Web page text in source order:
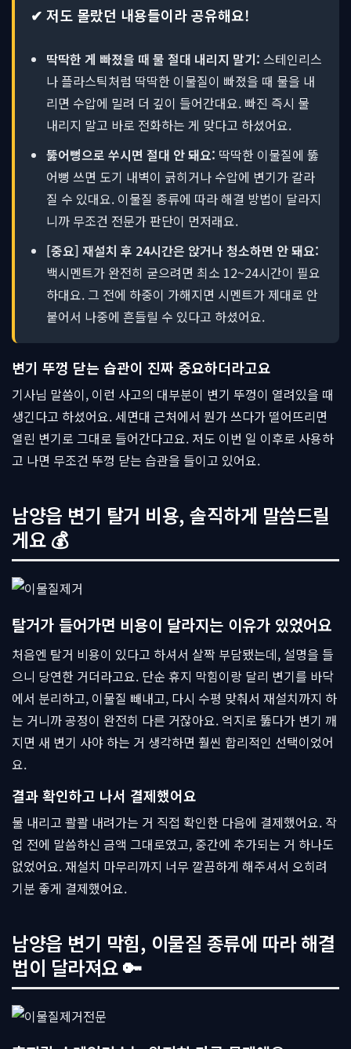
✔ 저도 몰랐던 내용들이라 공유해요!
딱딱한 게 빠졌을 때 물 절대 내리지 말기: 스테인리스
나 플라스틱처럼 딱딱한 이물질이 빠졌을 때 물을 내
리면 수압에 밀려 더 깊이 들어간대요. 빠진 즉시 물
내리지 말고 바로 전화하는 게 맞다고 하셨어요.
뚫어뻥으로 쑤시면 절대 안 돼요: 딱딱한 이물질에 뚫
어뻥 쓰면 도기 내벽이 긁히거나 수압에 변기가 갈라
질 수 있대요. 이물질 종류에 따라 해결 방법이 달라지
니까 무조건 전문가 판단이 먼저래요.
[중요] 재설치 후 24시간은 앉거나 청소하면 안 돼요:
백시멘트가 완전히 굳으려면 최소 12~24시간이 필요
하대요. 그 전에 하중이 가해지면 시멘트가 제대로 안
붙어서 나중에 흔들릴 수 있다고 하셨어요.
변기 뚜껑 닫는 습관이 진짜 중요하더라고요
기사님 말씀이, 이런 사고의 대부분이 변기 뚜껑이 열려있을 때
생긴다고 하셨어요. 세면대 근처에서 뭔가 쓰다가 떨어뜨리면
열린 변기로 그대로 들어간다고요. 저도 이번 일 이후로 사용하
고 나면 무조건 뚜껑 닫는 습관을 들이고 있어요.
남양읍 변기 탈거 비용, 솔직하게 말씀드릴
게요 💰
탈거가 들어가면 비용이 달라지는 이유가 있었어요
처음엔 탈거 비용이 있다고 하셔서 살짝 부담됐는데, 설명을 들
으니 당연한 거더라고요. 단순 휴지 막힘이랑 달리 변기를 바닥
에서 분리하고, 이물질 빼내고, 다시 수평 맞춰서 재설치까지 하
는 거니까 공정이 완전히 다른 거잖아요. 억지로 뚫다가 변기 깨
지면 새 변기 사야 하는 거 생각하면 훨씬 합리적인 선택이었어
요.
결과 확인하고 나서 결제했어요
물 내리고 콸콸 내려가는 거 직접 확인한 다음에 결제했어요. 작
업 전에 말씀하신 금액 그대로였고, 중간에 추가되는 거 하나도
없었어요. 재설치 마무리까지 너무 깔끔하게 해주셔서 오히려
기분 좋게 결제했어요.
남양읍 변기 막힘, 이물질 종류에 따라 해결
법이 달라져요 🔑